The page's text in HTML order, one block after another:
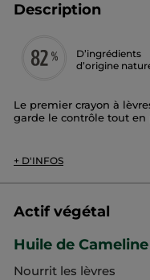
Description
D’ingrédients
d’origine
Le premier crayon à
garde le contrôle tout en
Elixir.
Son + :
Enrichie en huile de
vos lèvres pour une
aidera votre rouge à
98%** des femmes
+ D'INFOS
Actif végétal
Huile de Cameline
Nourrit les lèvres